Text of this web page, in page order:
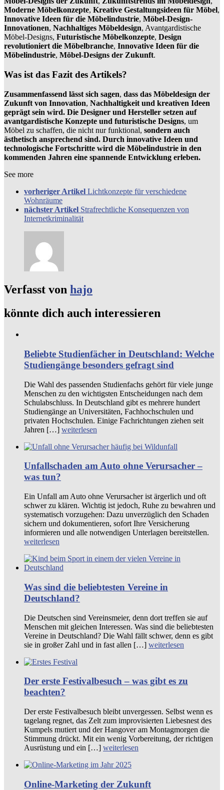
Moderne Möbelkonzepte, Kreative Gestaltungsideen für Möbel,
Innovative Ideen für die Möbelindustrie, Möbel-Design-
Innovationen, Nachhaltiges Möbeldesign, Avantgardistische
Möbel-Designs, Futuristische Möbelkonzepte, Design
revolutioniert die Möbelbranche, Innovative Ideen für die
Möbelindustrie, Möbel-Designs der Zukunft.
Was ist das Fazit des Artikels?
Zusammenfassend lässt sich sagen, dass das Möbeldesign der
Zukunft von Innovation, Nachhaltigkeit und kreativen Ideen
geprägt sein wird. Die Designer und Hersteller setzen auf
avantgardistische Konzepte und futuristische Designs, um
Möbel zu schaffen, die nicht nur funktional, sondern auch
ästhetisch ansprechend sind. Durch innovative Ideen und
technologische Fortschritte wird die Möbelindustrie in den
kommenden Jahren eine spannende Entwicklung erleben.
See more
vorheriger Artikel Lichtkonzepte für verschiedene
Wohnräume
nächster Artikel Strafrechtliche Konsequenzen von
Internetkriminalität
Verfasst von hajo
könnte dich auch interessieren
Beliebte Studienfächer in Deutschland: Welche
Studiengänge besonders gefragt sind
Die Wahl des passenden Studienfachs gehört für viele junge
Menschen zu den wichtigsten Entscheidungen nach dem
Schulabschluss. In Deutschland gibt es mehrere hundert
Studiengänge an Universitäten, Fachhochschulen und
privaten Hochschulen. Einige Fachrichtungen ziehen seit
Jahren […] weiterlesen
Unfallschaden am Auto ohne Verursacher –
was tun?
Ein Unfall am Auto ohne Verursacher ist ärgerlich und oft
schwer zu klären. Wichtig ist jedoch, Ruhe zu bewahren und
systematisch vorzugehen: Dazu unverzüglich den Schaden
sichern und dokumentieren, sofort Ihre Versicherung
informieren und alle notwendigen Unterlagen bereitstellen.
weiterlesen
Was sind die beliebtesten Vereine in
Deutschland?
Die Deutschen sind Vereinsmeier, denn dort treffen sie auf
Menschen mit gleichen Interessen. Was sind die beliebtesten
Vereine in Deutschland? Die Wahl fällt schwer, denn es gibt
sie in großer Zahl und in fast allen […] weiterlesen
Der erste Festivalbesuch – was gibt es zu
beachten?
Der erste Festivalbesuch bleibt unvergessen. Selbst wenn es
tagelang regnet, das Zelt zum improvisierten Liebesnest des
Kumpels mutiert und der Hangover am Montagmorgen die
Stimmung drückt. Mit ein wenig Vorbereitung, der richtigen
Ausrüstung und ein […] weiterlesen
Online-Marketing der Zukunft